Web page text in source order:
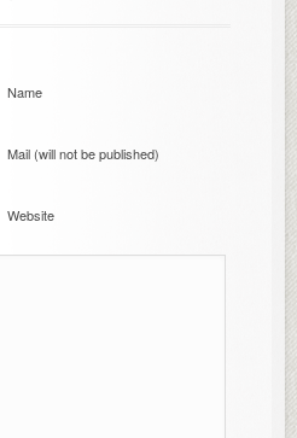
Name
Mail (will not be published)
Website